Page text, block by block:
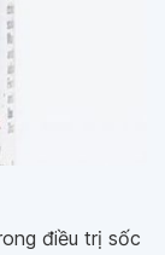
điều trị sốc